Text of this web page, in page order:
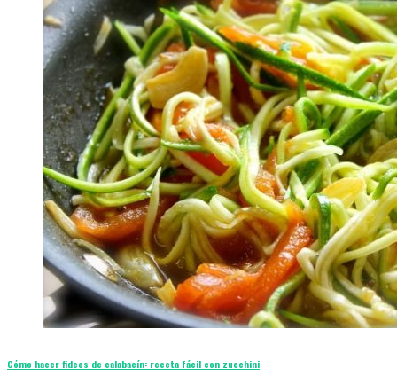
Cómo hacer fideos de calabacín: receta fácil con zucchini